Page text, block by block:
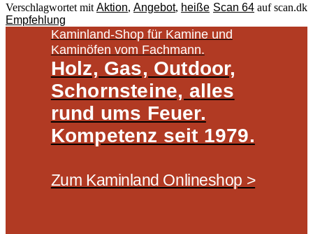
Scan 64 auf scan.dk
Verschlagwortet mit Aktion, Angebot, heiße
Empfehlung
Kaminland-Shop für Kamine und
Kaminöfen vom Fachmann.
Holz, Gas, Outdoor,
Schornsteine, alles
rund ums Feuer.
Kompetenz seit 1979.
Zum Kaminland Onlineshop >